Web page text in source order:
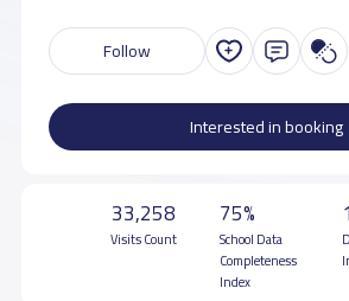
Follow
Interested in booking
33,258
Visits Count
75%
School Data
Completeness
Index